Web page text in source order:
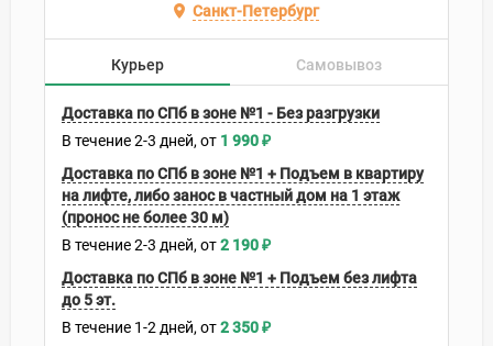
Санкт-Петербург
Курьер Самовывоз
Доставка по СПб в зоне №1 - Без разгрузки
В течение2-3 дней 1 990₽
Доставка по СПб в зоне №1 + Подъем в квартиру
на лифте, либо занос в частный дом на 1 этаж
(пронос не более 30 м)
В течение2-3 дней 2 190₽
Доставка по СПб в зоне №1 + Подъем без лифта
до 5 эт.
В течение 1-2 дней 2 350₽